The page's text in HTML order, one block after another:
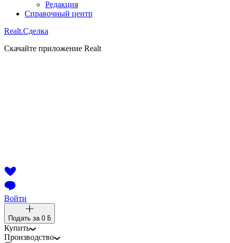
Редакция
Справочный центр
Realt.Сделка
Скачайте приложение Realt
Войти
Подать за 0 ƃ
Купить
Производство